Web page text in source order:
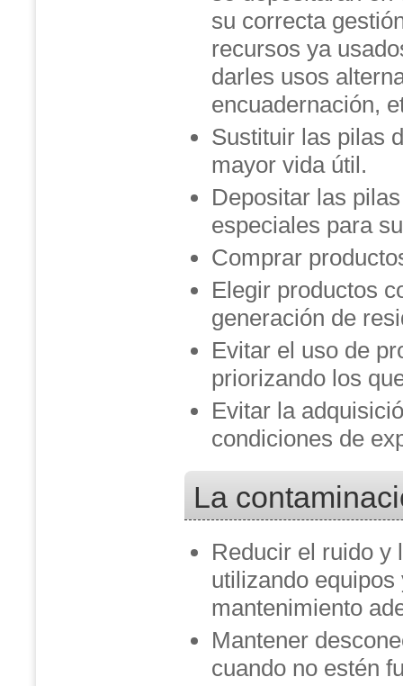
su correcta
recursos ya
darles usos
encuadernación,
Sustituir las pilas
mayor vida útil.
Depositar las
especiales para
Comprar
Elegir productos
generación de
Evitar el uso de
priorizando los
Evitar la
condiciones de
La
Reducir el ruido y
utilizando
mantenimiento
Mantener
cuando no estén